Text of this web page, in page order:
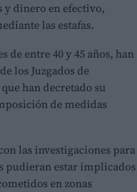
y dinero en efectivo,
las estafas.
de entre 40 y 45 años, han
los Juzgados de
han decretado su
de medidas
las investigaciones para
pudieran estar implicados
en zonas